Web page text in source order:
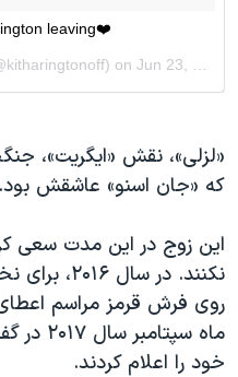
«لزلی»، نقش «ایگریت»،
که «جان اسنو» عاشقش
این زوج در این مدت سعی
نکنند. در
روی فرش قرمز مراسم اعطای
ماه
خود را اعلام کردند.